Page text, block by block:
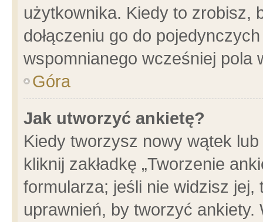
użytkownika. Kiedy to zrobisz,
dołączeniu go do
wspomnianego wcześniej pola
Góra
Jak utworzyć ankietę?
Kiedy tworzysz nowy wątek
kliknij zakładkę „Tworzenie
formularza; jeśli nie widzisz
uprawnień, by tworzyć ankiety.